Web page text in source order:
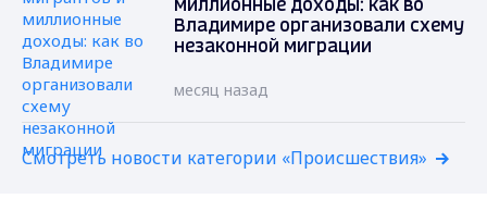
миллионные доходы: как во
Владимире организовали схему
незаконной миграции
месяц назад
Смотреть новости категории «Происшествия»